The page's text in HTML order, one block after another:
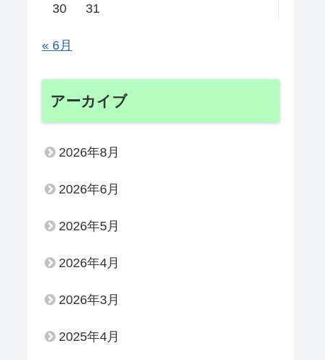
30
31
« 6月
アーカイブ
2026年8月
2026年6月
2026年5月
2026年4月
2026年3月
2025年4月